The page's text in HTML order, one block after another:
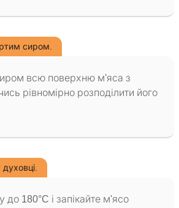
сиром.
всю поверхню м'яса з
рівномірно розподілити його
до 180°C і запікайте м'ясо